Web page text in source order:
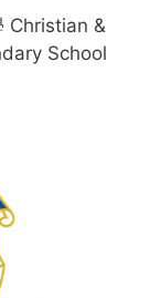
Christian &
School